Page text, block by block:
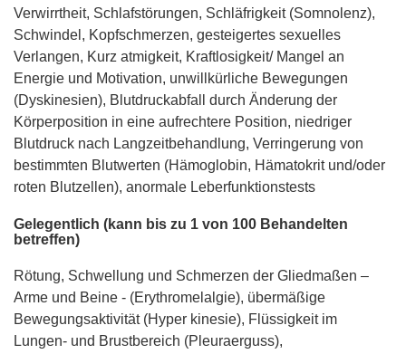
Verwirrtheit, Schlafstörungen, Schläfrigkeit (Somnolenz),
Schwindel, Kopfschmerzen, gesteigertes sexuelles
Verlangen, Kurz atmigkeit, Kraftlosigkeit/ Mangel an
Energie und Motivation, unwillkürliche Bewegungen
(Dyskinesien), Blutdruckabfall durch Änderung der
Körperposition in eine aufrechtere Position, niedriger
Blutdruck nach Langzeitbehandlung, Verringerung von
bestimmten Blutwerten (Hämoglobin, Hämatokrit und/oder
roten Blutzellen), anormale Leberfunktionstests
Gelegentlich (kann bis zu 1 von 100 Behandelten
betreffen)
Rötung, Schwellung und Schmerzen der Gliedmaßen –
Arme und Beine - (Erythromelalgie), übermäßige
Bewegungsaktivität (Hyper kinesie), Flüssigkeit im
Lungen- und Brustbereich (Pleuraerguss),